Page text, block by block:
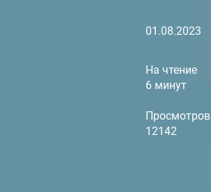
01.08.2023
На чтение
6 минут
Просмотров
12142